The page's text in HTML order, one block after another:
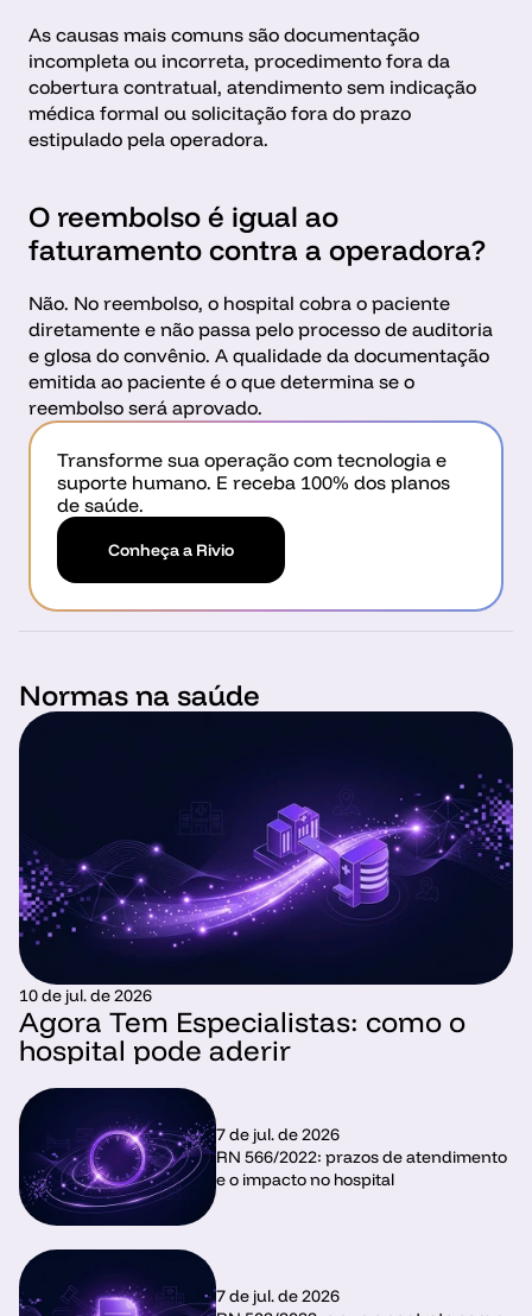
As causas mais comuns são documentação
incompleta ou incorreta, procedimento fora da
cobertura contratual, atendimento sem indicação
médica formal ou solicitação fora do prazo
estipulado pela operadora.
O reembolso é igual ao
faturamento contra a operadora?
Não. No reembolso, o hospital cobra o paciente
diretamente e não passa pelo processo de auditoria
e glosa do convênio. A qualidade da documentação
emitida ao paciente é o que determina se o
reembolso será aprovado.
Transforme sua operação com tecnologia e
suporte humano. E receba 100% dos planos
de saúde.
Conheça a Rivio
Normas na saúde
10 de jul. de 2026
Agora Tem Especialistas: como o
hospital pode aderir
7 de jul. de 2026
RN 566/2022: prazos de atendimento
e o impacto no hospital
7 de jul. de 2026